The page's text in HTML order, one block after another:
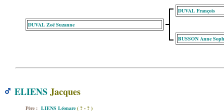
DUVAL Zoë Suzanne
DUVAL François
BUSSON Anne
ELIENSJacques
Père : LIENS Léonare ( ? - ? )